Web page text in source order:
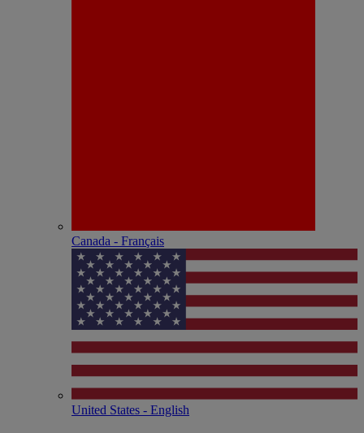
Canada - Français
United States - English